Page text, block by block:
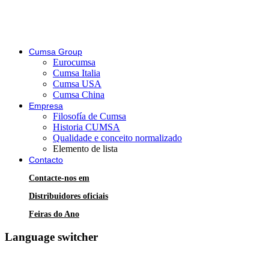
Cumsa Group
Eurocumsa
Cumsa Italia
Cumsa USA
Cumsa China
Empresa
Filosofía de Cumsa
Historia CUMSA
Qualidade e conceito normalizado
Elemento de lista
Contacto
Contacte-nos em
Distribuidores oficiais
Feiras do Ano
Language switcher